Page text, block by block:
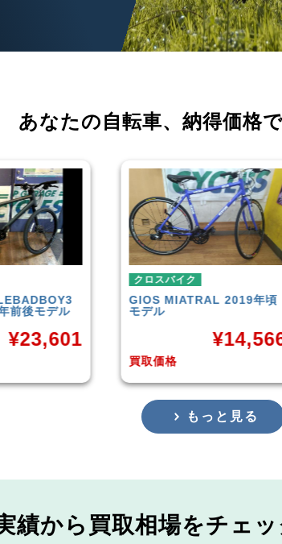
あなたの自転車、 納得価格
BADBOY3
前後モデル
¥23,601
クロスバイク
GIOS MIATRAL 2019年頃
モデル
買取価格
¥
もっと見る
績から 買取相場をチェ